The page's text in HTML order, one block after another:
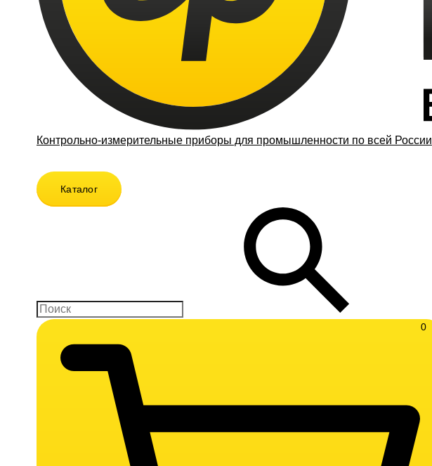
Контрольно-измерительные приборы для промышленности по всей России
Каталог
0